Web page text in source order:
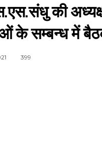
की
के सम्बन्ध में
399